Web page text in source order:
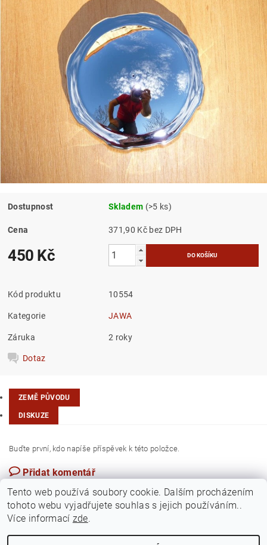
Dostupnost Skladem (>5 ks)
Cena 371,90 Kč bez DPH
450 Kč
Kód produktu 10554
Kategorie JAWA
Záruka 2 roky
Dotaz
ZEMĚ PŮVODU
DISKUZE
Buďte první, kdo napíše příspěvek k této položce.
Přidat komentář
Tento web používá soubory cookie. Dalším procházením
tohoto webu vyjadřujete souhlas s jejich používáním..
Více informací zde.